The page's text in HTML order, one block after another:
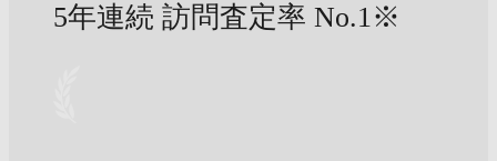
5年連続 訪問査定率 No.1※